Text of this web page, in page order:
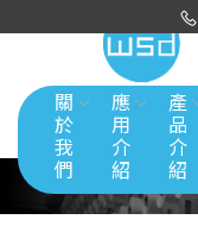
關
於
我
們
應
用
介
紹
產
品
介
紹